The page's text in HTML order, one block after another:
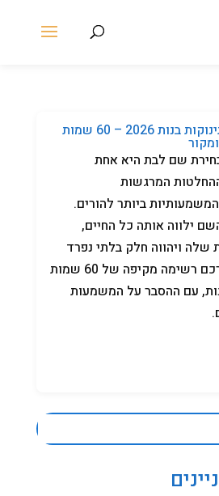
שמות מיוחדים לתינוקות בנות 2026 – 60 שמות
שם לבת היא אחת
המרגשות
ביותר להורים.
ילווה אותה כל החיים,
שלה ויהווה חלק בלתי נפרד
מזהותה. הכנו עבורכם רשימה מקיפה של 60 שמות
עם ההסבר על המשמעות